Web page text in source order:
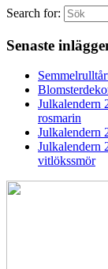
Search for:
Senaste
Julkalendern
rosmarin
Julkalendern
Julkalendern
vitlökssmör